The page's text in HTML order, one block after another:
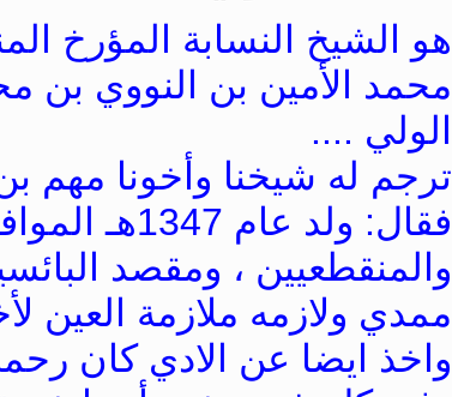
هو الشيخ النسابة المؤرخ
محمد الأمين بن النووي
الولي ....
ترجم له شيخنا وأخونا مهم
والمنقطعيين ، ومقصد
ممدي ولازمه ملازمة العين
واخذ ايضا عن الادي كان